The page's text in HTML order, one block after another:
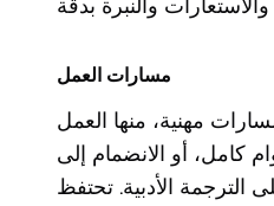
مسارات العمل
مهنية، منها العمل
كامل، أو الانضمام إلى
الترجمة الأدبية. تحتفظ